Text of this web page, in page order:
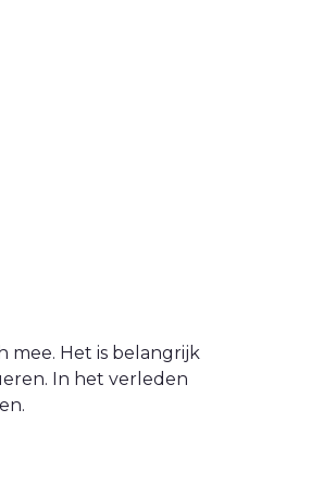
mee. Het is belangrijk
In het verleden